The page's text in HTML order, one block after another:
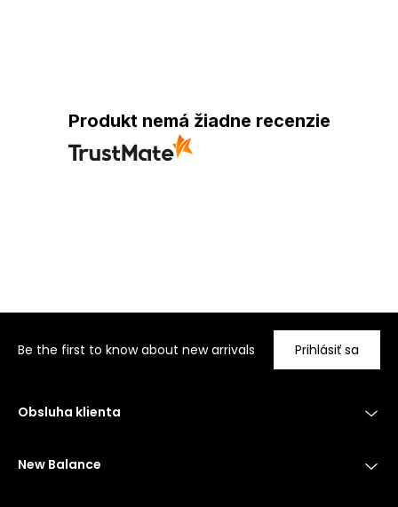
Produkt nemá žiadne recenzie
Be the first to know about new arrivals Prihlásiť sa
Obsluha klienta
New Balance